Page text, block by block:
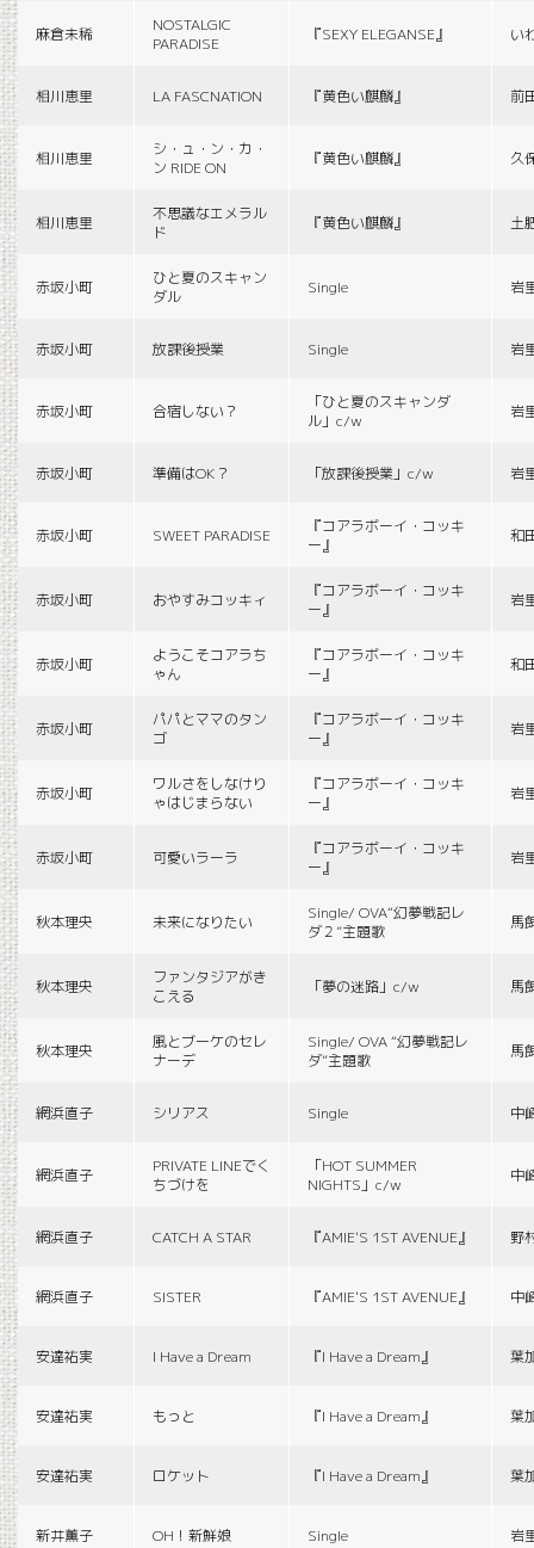
麻倉未稀
NOSTALGIC
PARADISE
『SEXY ELEGANSE』 い
相川恵里 LA FASCNATION 『黄色い麒麟』 前
相川恵里
シ・ュ・ン・カ・
ン RIDE ON
『黄色い麒麟』 久
相川恵里
不思議なエメラル
ド
『黄色い麒麟』 土
赤坂小町
ひと夏のスキャン
ダル
Single 岩
赤坂小町 放課後授業 Single 岩
赤坂小町 合宿しない？
「ひと夏のスキャンダ
ル」c/w
岩
赤坂小町 準備はOK？ 「放課後授業」c/w 岩
赤坂小町 SWEET PARADISE
『コアラボーイ・コッキ
ー』
和
赤坂小町 おやすみコッキィ
『コアラボーイ・コッキ
ー』
岩
赤坂小町
ようこそコアラち
ゃん
『コアラボーイ・コッキ
ー』
和
赤坂小町
パパとママのタン
ゴ
『コアラボーイ・コッキ
ー』
岩
赤坂小町
ワルさをしなけり
ゃはじまらない
『コアラボーイ・コッキ
ー』
岩
赤坂小町 可愛いラーラ
『コアラボーイ・コッキ
ー』
岩
秋本理央 未来になりたい
Single/ OVA“幻夢戦記レ
ダ２”主題歌
馬
秋本理央
ファンタジアがき
こえる
「夢の迷路」c/w 馬
秋本理央
風とブーケのセレ
ナーデ
Single/ OVA “幻夢戦記レ
ダ”主題歌
馬
網浜直子 シリアス Single 中
網浜直子
PRIVATE LINEでく
ちづけを
「HOT SUMMER
NIGHTS」c/w
中
網浜直子 CATCH A STAR 『AMIE'S 1ST AVENUE』 野
網浜直子 SISTER 『AMIE'S 1ST AVENUE』 中
安達祐実 I Have a Dream 『I Have a Dream』 葉
安達祐実 もっと 『I Have a Dream』 葉
安達祐実 ロケット 『I Have a Dream』 葉
新井薫子 OH！新鮮娘 Single 岩